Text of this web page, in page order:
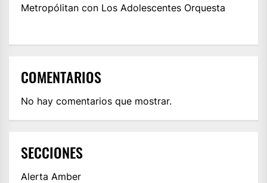
Metropólitan con Los Adolescentes Orquesta
COMENTARIOS
No hay comentarios que mostrar.
SECCIONES
Alerta Amber